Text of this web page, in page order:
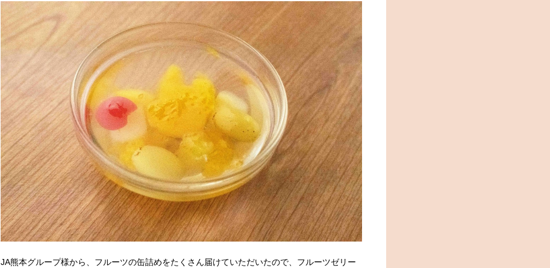
JA熊本グループ様から、フルーツの缶詰めをたくさん届けていただいたので、フルーツゼリー